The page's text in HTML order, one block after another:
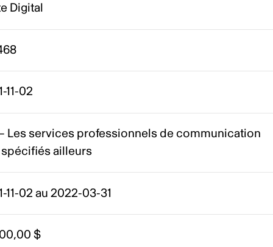
Digital
11-02
Les services professionnels de communication
ailleurs
11-02 au 2022-03-31
$